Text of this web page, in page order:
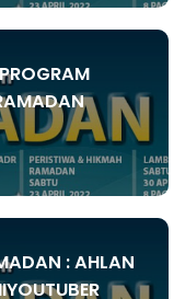
: AHLAN